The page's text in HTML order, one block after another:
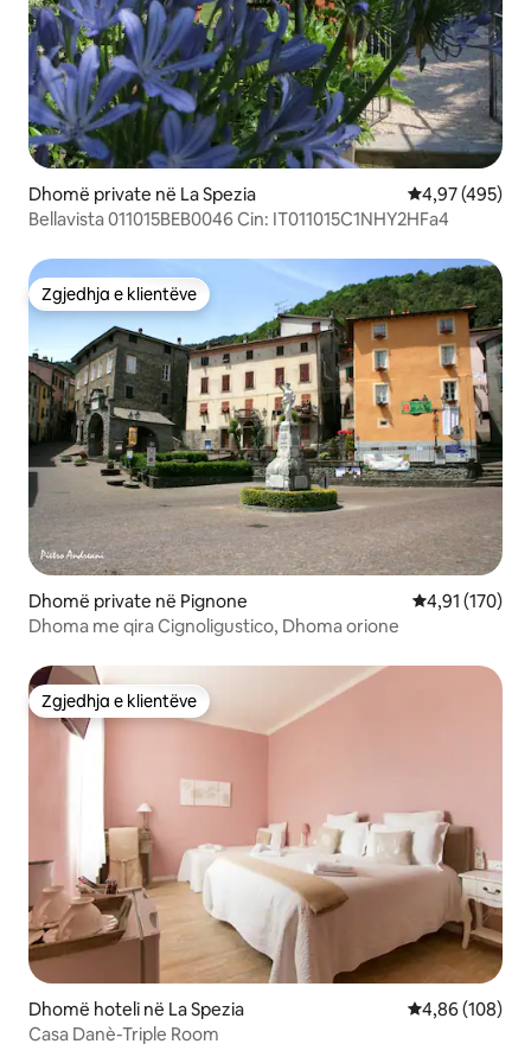
Dhomë private në La Spezia Vlerësimi
4,97 (495)
Bellavista 011015BEB0046 Cin: IT011015C1NHY2HFa4
Zgjedhja e klientëve
Zgjedhja e klientëve
Dhomë private në Pignone Vlerësimi
4,91 (170)
Dhoma me qira Cignoligustico, Dhoma orione
Zgjedhja e klientëve
Zgjedhja e klientëve
Dhomë hoteli në La Spezia Vlerësimi
4,86 (108)
Casa Danè-Triple Room